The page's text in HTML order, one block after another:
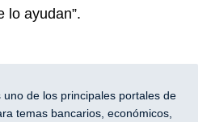
lo ayudan”.
uno de los principales portales de
temas bancarios, económicos,